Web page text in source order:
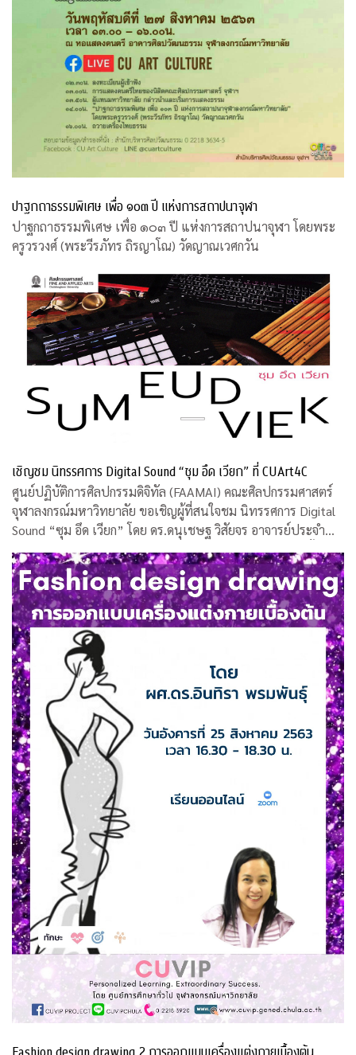
ปาฐกถาธรรมพิเศษ เพื่อ ๑๐๓ ปี แห่งการสถาปนาจุฬา
ปาฐกถาธรรมพิเศษ เพื่อ ๑๐๓ ปี แห่งการสถาปนาจุฬา โดยพระ
ครูวรวงศ์ (พระวีรภัทร ถิรญาโณ) วัดญาณเวศกวัน
เชิญชม นิทรรศการ Digital Sound “ซุม อึด เวียก” ที่ CUArt4C
ศูนย์ปฏิบัติการศิลปกรรมดิจิทัล (FAAMAI) คณะศิลปกรรมศาสตร์
จุฬาลงกรณ์มหาวิทยาลัย ขอเชิญผู้ที่สนใจชม นิทรรศการ Digital
Sound “ซุม อึด เวียก” โดย ดร.ดนุเชษฐ วิสัยจร อาจารย์ประจำ
คณะศิลปกรรมศาสตร์ จุฬาฯ และคุณวรงค์ บุญอารีย์ ศิลปินพื้น
บ้าน ระหว่างวันที่ 12 -16